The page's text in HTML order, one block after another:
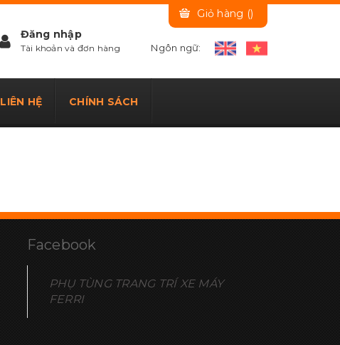
Giỏ hàng ()
Đăng nhập
Tài khoản và đơn hàng Ngôn ngữ:
LIÊN HỆ CHÍNH SÁCH
Facebook
PHỤ TÙNG TRANG TRÍ XE MÁY
FERRI